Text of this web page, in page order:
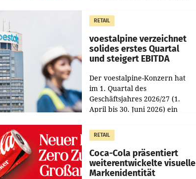
Besetzungen für die
Direktionen abgestimmt
werden.
RETAIL
voestalpine verzeichnet
solides erstes Quartal
und steigert EBITDA
Der voestalpine-Konzern hat
im 1. Quartal des
Geschäftsjahres 2026/27 (1.
April bis 30. Juni 2026) ein
Der Umsatz stieg im Vergleich
zur Vorjahresperiode
RETAIL
Coca-Cola präsentiert
weiterentwickelte visuelle
Markenidentität